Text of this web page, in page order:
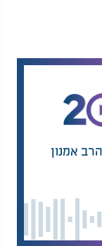
העולם
מוגברת של
של מטופל
כבד.
את
של
יופיעו
אמנון